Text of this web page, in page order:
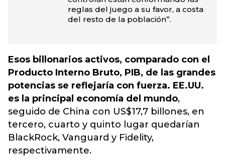
reglas del juego a su favor, a costa
del resto de la población”.
Esos billonarios activos, comparado con el
Producto Interno Bruto, PIB, de las grandes
potencias se reflejaría con fuerza. EE.UU.
es la principal economía del mundo,
seguido de China con US$17,7 billones, en
tercero, cuarto y quinto lugar quedarían
BlackRock, Vanguard y Fidelity,
respectivamente.